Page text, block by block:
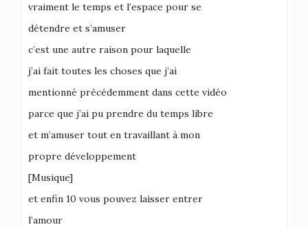
vraiment le temps et l’espace pour se
détendre et s’amuser
c’est une autre raison pour laquelle
j’ai fait toutes les choses que j’ai
mentionné précédemment dans cette vidéo
parce que j’ai pu prendre du temps libre
et m’amuser tout en travaillant à mon
propre développement
[Musique]
et enfin 10 vous pouvez laisser entrer
l’amour